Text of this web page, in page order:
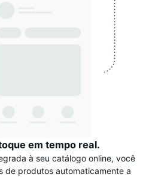
em tempo real.
à seu catálogo online, você
de produtos automaticamente a